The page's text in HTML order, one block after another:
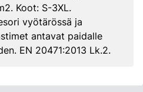
Koot: S-3XL.
vyötärössä ja
antavat paidalle
EN 20471:2013 Lk.2.